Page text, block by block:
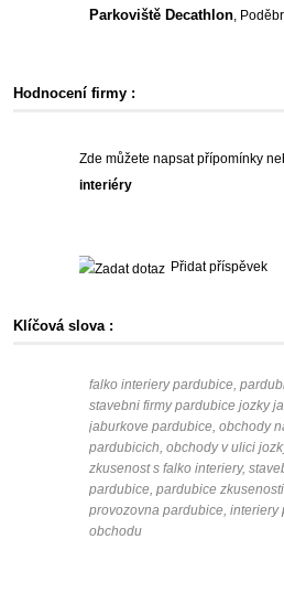
Parkoviště Decathlon,
Hodnocení firmy :
Zde můžete napsat přípomínky
interiéry
Přidat příspěvek
Klíčová slova :
falko interiery pardubice,
stavebni firmy pardubice jozky
jaburkove pardubice, obchody
pardubicich, obchody v ulici
zkusenost s falko interiery,
pardubice, pardubice
provozovna pardubice,
obchodu